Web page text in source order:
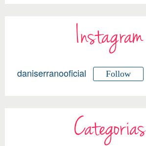
Instagram
daniserranooficial Follow
Categorias